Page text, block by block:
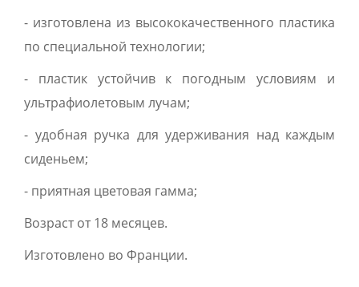
- изготовлена ​​из высококачественного пластика
по специальной технологии;
- пластик устойчив к погодным условиям и
ультрафиолетовым лучам;
- удобная ручка для удерживания над каждым
сиденьем;
- приятная цветовая гамма;
Возраст от 18 месяцев.
Изготовлено во Франции.